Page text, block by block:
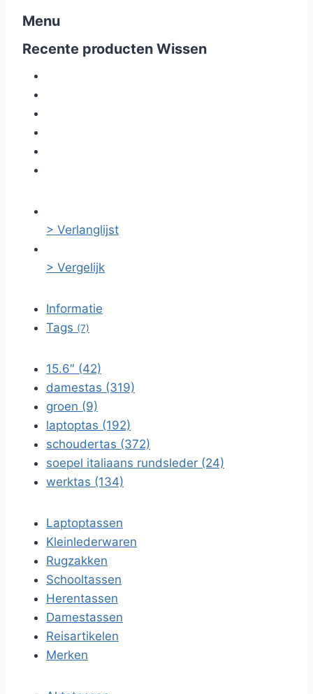
Menu
Recente producten Wissen
> Verlanglijst
> Vergelijk
Informatie
Tags (7)
15.6″ (42)
damestas (319)
groen (9)
laptoptas (192)
schoudertas (372)
soepel italiaans rundsleder (24)
werktas (134)
Laptoptassen
Kleinlederwaren
Rugzakken
Schooltassen
Herentassen
Damestassen
Reisartikelen
Merken